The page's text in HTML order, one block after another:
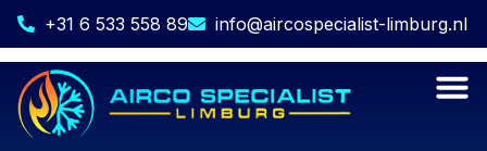
+31 6 533 558 89 info@aircospecialist-limburg.nl